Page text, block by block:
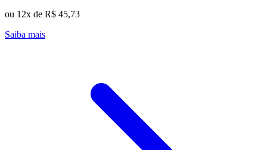
ou 12x de R$ 45,73
Saiba mais